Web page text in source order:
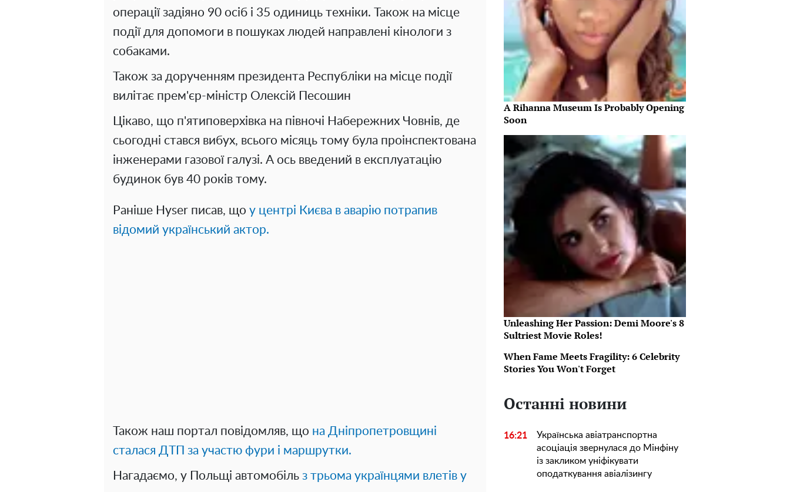
операції задіяно 90 осіб і 35 одиниць техніки. Також на місце
події для допомоги в пошуках людей направлені кінологи з
собаками.
Також за дорученням президента Республіки на місце події
вилітає прем'єр-міністр Олексій Песошин
Цікаво, що п'ятиповерхівка на півночі Набережних Човнів, де
сьогодні стався вибух, всього місяць тому була проінспектована
інженерами газової галузі. А ось введений в експлуатацію
будинок був 40 років тому.
Раніше Hyser писав, що у центрі Києва в аварію потрапив
відомий український актор.
Також наш портал повідомляв, що на Дніпропетровщині
сталася ДТП за участю фури і маршрутки.
Нагадаємо, у Польщі автомобіль з трьома українцями влетів у
A Rihanna Museum Is Probably Opening
Soon
Unleashing Her Passion: Demi Moore's 8
Sultriest Movie Roles!
When Fame Meets Fragility: 6 Celebrity
Stories You Won't Forget
Останні новини
16:21
Українська авіатранспортна
асоціація звернулася до Мінфіну
із закликом уніфікувати
оподаткування авіалізингу